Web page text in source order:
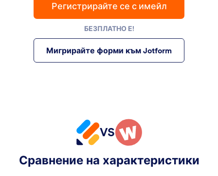
Регистрирайте се с имейл
БЕЗПЛАТНО Е!
Мигрирайте форми към Jotform
VS
Сравнение на характеристики